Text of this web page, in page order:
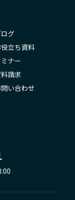
グ
役立ち資料
ナー
請求
問い合わせ